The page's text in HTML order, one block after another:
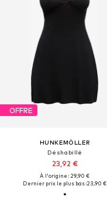
OFFRE
HUNKEMÖLLER
Déshabillé
23,92 €
À l'origine : 29,90 €
Dernier prix le plus bas :23,90 €